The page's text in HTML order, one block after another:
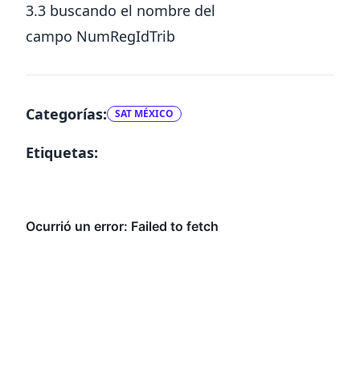
3.3 buscando el nombre del
campo NumRegIdTrib
Categorías: SAT MÉXICO
Etiquetas: